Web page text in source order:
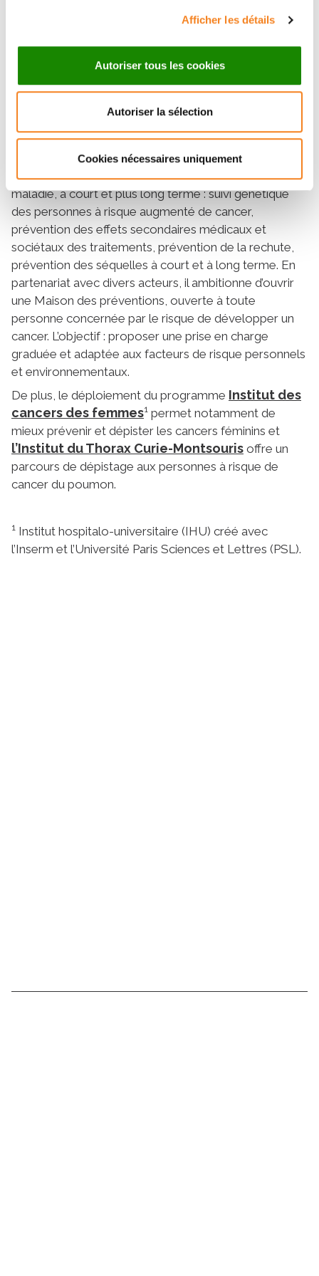
Afficher les détails
Autoriser tous les cookies
Autoriser la sélection
Cookies nécessaires uniquement
les patients fragiles comme les enfants et les
personnes âgées.
Prévention : pour une
surveillance personnalisée
L’Institut Curie veut mettre l’accent sur la détection du
cancer et sa prévention à tous les stades de la
maladie, à court et plus long terme : suivi génétique
des personnes à risque augmenté de cancer,
prévention des effets secondaires médicaux et
sociétaux des traitements, prévention de la rechute,
prévention des séquelles à court et à long terme. En
partenariat avec divers acteurs, il ambitionne d’ouvrir
une Maison des préventions, ouverte à toute
personne concernée par le risque de développer un
cancer. L’objectif : proposer une prise en charge
graduée et adaptée aux facteurs de risque personnels
et environnementaux.
De plus, le déploiement du programme Institut des
cancers des femmes1 permet notamment de
mieux prévenir et dépister les cancers féminins et
l’Institut du Thorax Curie-Montsouris offre un
parcours de dépistage aux personnes à risque de
cancer du poumon.
1 Institut hospitalo-universitaire (IHU) créé avec
l’Inserm et l’Université Paris Sciences et Lettres (PSL).